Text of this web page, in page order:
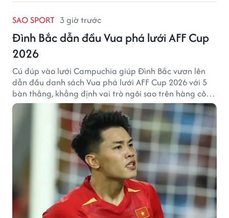
SAO SPORT 3 giờ trước
Đình Bắc dẫn đầu Vua phá lưới AFF Cup
2026
Cú đúp vào lưới Campuchia giúp Đình Bắc vươn lên
dẫn đầu danh sách Vua phá lưới AFF Cup 2026 với 5
bàn thắng, khẳng định vai trò ngôi sao trên hàng công
tuyển Việt Nam.